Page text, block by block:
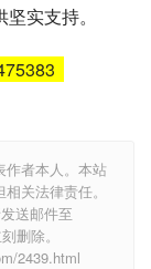
实支持。
作者本人。本站
关法律责任。
送邮件至
删除。
2439.html